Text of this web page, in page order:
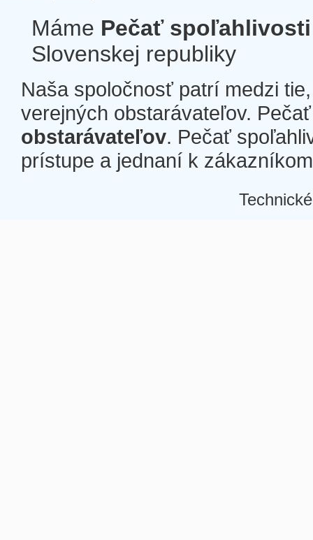
Máme Pečať spoľahlivosti
Slovenskej republiky
Naša spoločnosť patrí medzi
verejných obstarávateľov.
obstarávateľov. Pečať
prístupe a jednaní k